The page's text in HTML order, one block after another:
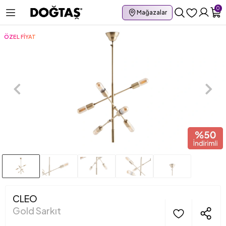
Mağazalar
0
ÖZEL FİYAT
CLEO
Gold Sarkıt